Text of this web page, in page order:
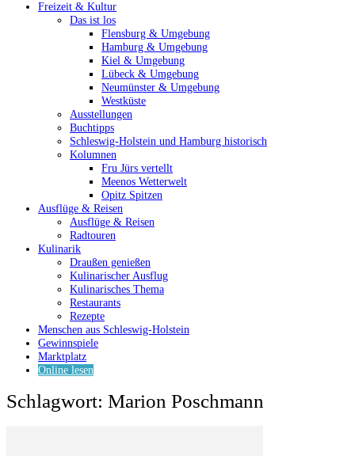
Freizeit & Kultur
Das ist los
Flensburg & Umgebung
Hamburg & Umgebung
Kiel & Umgebung
Lübeck & Umgebung
Neumünster & Umgebung
Westküste
Ausstellungen
Buchtipps
Schleswig-Holstein und Hamburg historisch
Kolumnen
Fru Jürs vertellt
Meenos Wetterwelt
Opitz Spitzen
Ausflüge & Reisen
Ausflüge & Reisen
Radtouren
Kulinarik
Draußen genießen
Kulinarischer Ausflug
Kulinarisches Thema
Restaurants
Rezepte
Menschen aus Schleswig-Holstein
Gewinnspiele
Marktplatz
Online lesen
Schlagwort: Marion Poschmann